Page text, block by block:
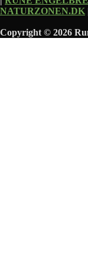
NATURZONEN.DK
Copyright © 2026